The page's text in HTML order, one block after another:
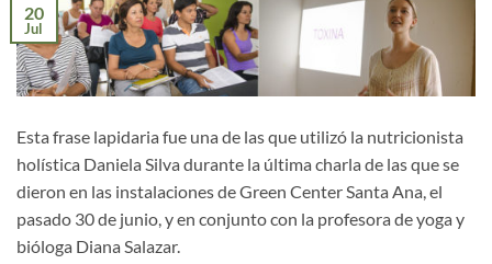
20
Jul
Esta frase lapidaria fue una de las que utilizó la nutricionista
holística Daniela Silva durante la última charla de las que se
dieron en las instalaciones de Green Center Santa Ana, el
pasado 30 de junio, y en conjunto con la profesora de yoga y
bióloga Diana Salazar.